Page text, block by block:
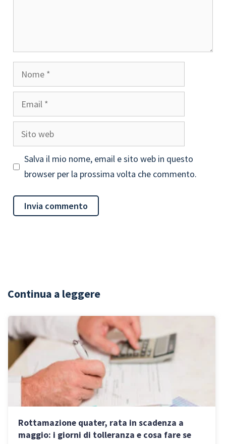
Nome
Email
Sito
web
Salva il mio nome, email e sito web in questo
browser per la prossima volta che commento.
Continua a leggere
Rottamazione quater, rata in scadenza a
maggio: i giorni di tolleranza e cosa fare se